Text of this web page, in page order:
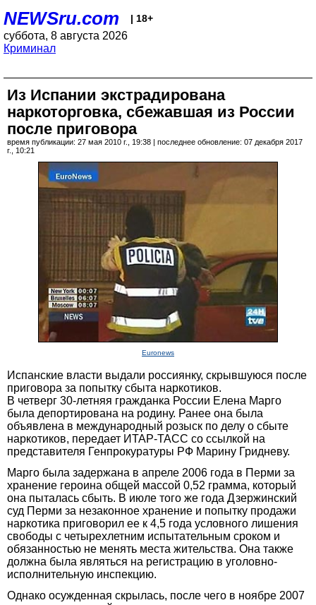
NEWSru.com | 18+
суббота, 8 августа 2026
Криминал
Из Испании экстрадирована
наркоторговка, сбежавшая из России
после приговора
время публикации: 27 мая 2010 г., 19:38 | последнее обновление: 07 декабря 2017
г., 10:21
Euronews
Испанские власти выдали россиянку, скрывшуюся после
приговора за попытку сбыта наркотиков.
В четверг 30-летняя гражданка России Елена Марго
была депортирована на родину. Ранее она была
объявлена в международный розыск по делу о сбыте
наркотиков, передает ИТАР-ТАСС со ссылкой на
представителя Генпрокуратуры РФ Марину Гридневу.
Марго была задержана в апреле 2006 года в Перми за
хранение героина общей массой 0,52 грамма, который
она пыталась сбыть. В июле того же года Дзержинский
суд Перми за незаконное хранение и попытку продажи
наркотика приговорил ее к 4,5 года условного лишения
свободы с четырехлетним испытательным сроком и
обязанностью не менять места жительства. Она также
должна была являться на регистрацию в уголовно-
исполнительную инспекцию.
Однако осужденная скрылась, после чего в ноябре 2007